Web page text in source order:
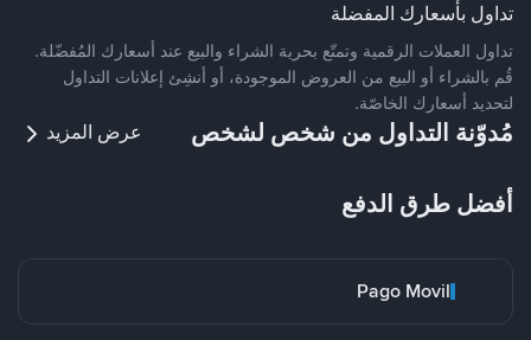
تداول بأسعارك المفضلة
تداول العملات الرقمية وتمتّع بحرية الشراء والبيع عند أسعارك المُفضّلة.
قُم بالشراء أو البيع من العروض الموجودة، أو أنشِئ إعلانات التداول
لتحديد أسعارك الخاصّة.
مُدوّنة التداول من شخص لشخص عرض المزيد
أفضل طرق الدفع
Pago Movil